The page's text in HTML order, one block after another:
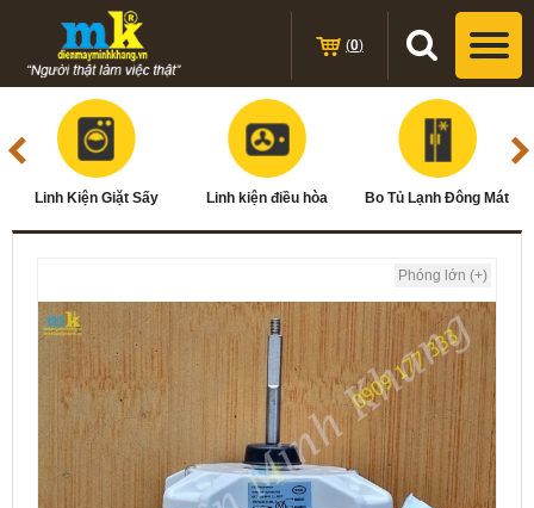
(0)
Linh Kiện Giặt Sấy Linh kiện điều hòa Bo Tủ Lạnh Đông Mát
Phóng lớn (+)